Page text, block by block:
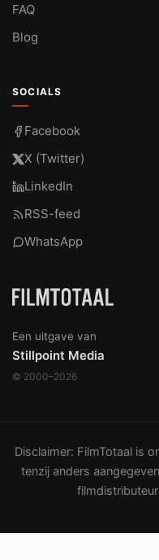
Een uitgave van
Stillpoint Media
© 2000–2026
FAQ
Blog
SOCIALS
Facebook
X (Twitter)
LinkedIn
RSS-feed
WhatsApp
Disclaimer: FilmTotaal is
tenzij anders